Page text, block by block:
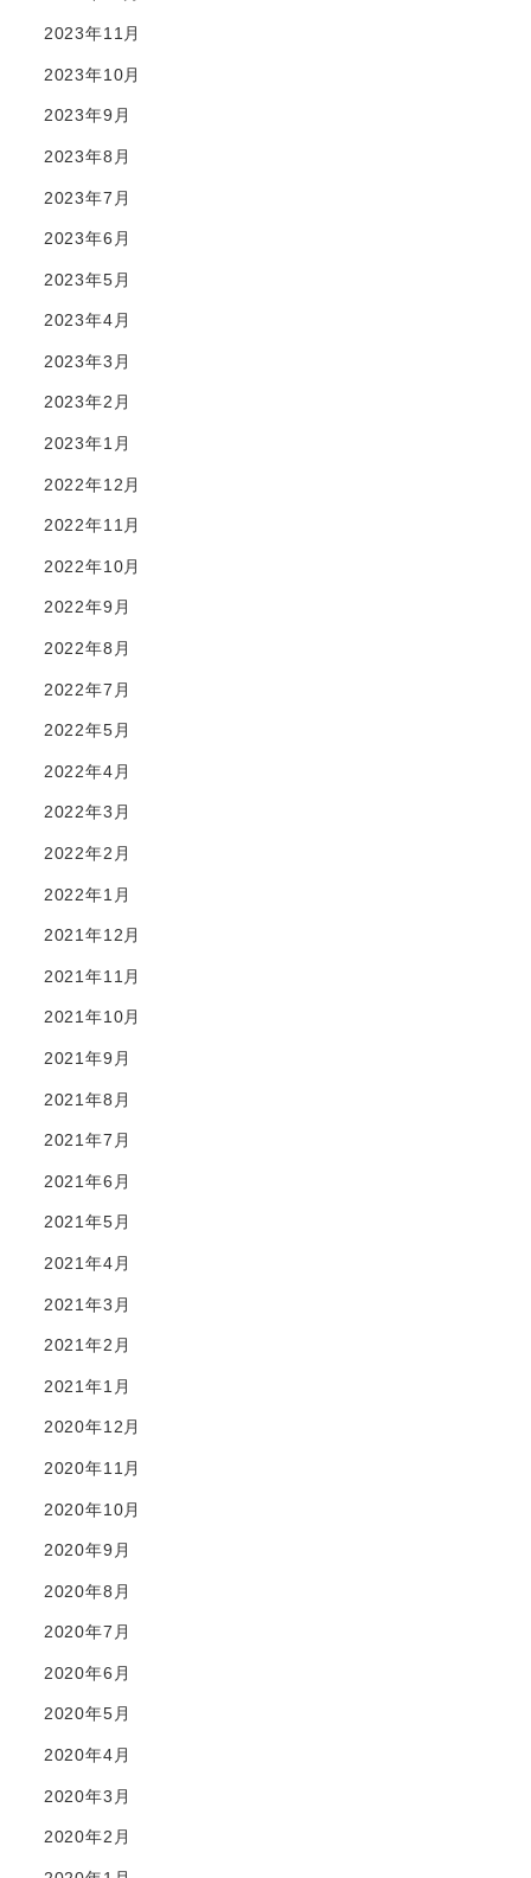
2023年11月
2023年10月
2023年9月
2023年8月
2023年7月
2023年6月
2023年5月
2023年4月
2023年3月
2023年2月
2023年1月
2022年12月
2022年11月
2022年10月
2022年9月
2022年8月
2022年7月
2022年5月
2022年4月
2022年3月
2022年2月
2022年1月
2021年12月
2021年11月
2021年10月
2021年9月
2021年8月
2021年7月
2021年6月
2021年5月
2021年4月
2021年3月
2021年2月
2021年1月
2020年12月
2020年11月
2020年10月
2020年9月
2020年8月
2020年7月
2020年6月
2020年5月
2020年4月
2020年3月
2020年2月